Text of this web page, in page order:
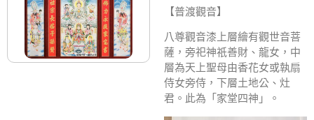
【普渡觀音】
八尊觀音漆上層繪有觀世音菩
薩，旁祀神祇善財、龍女，中
層為天上聖母由香花女或執扇
侍女旁侍，下層土地公、灶
君。此為「家堂四神」。